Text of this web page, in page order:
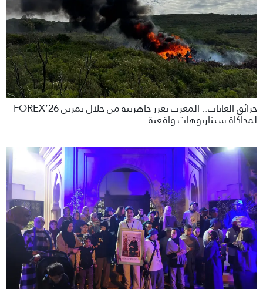
حرائق الغابات.. المغرب يعزز جاهزيته من خلال تمرين FOREX’26
لمحاكاة سيناريوهات واقعية